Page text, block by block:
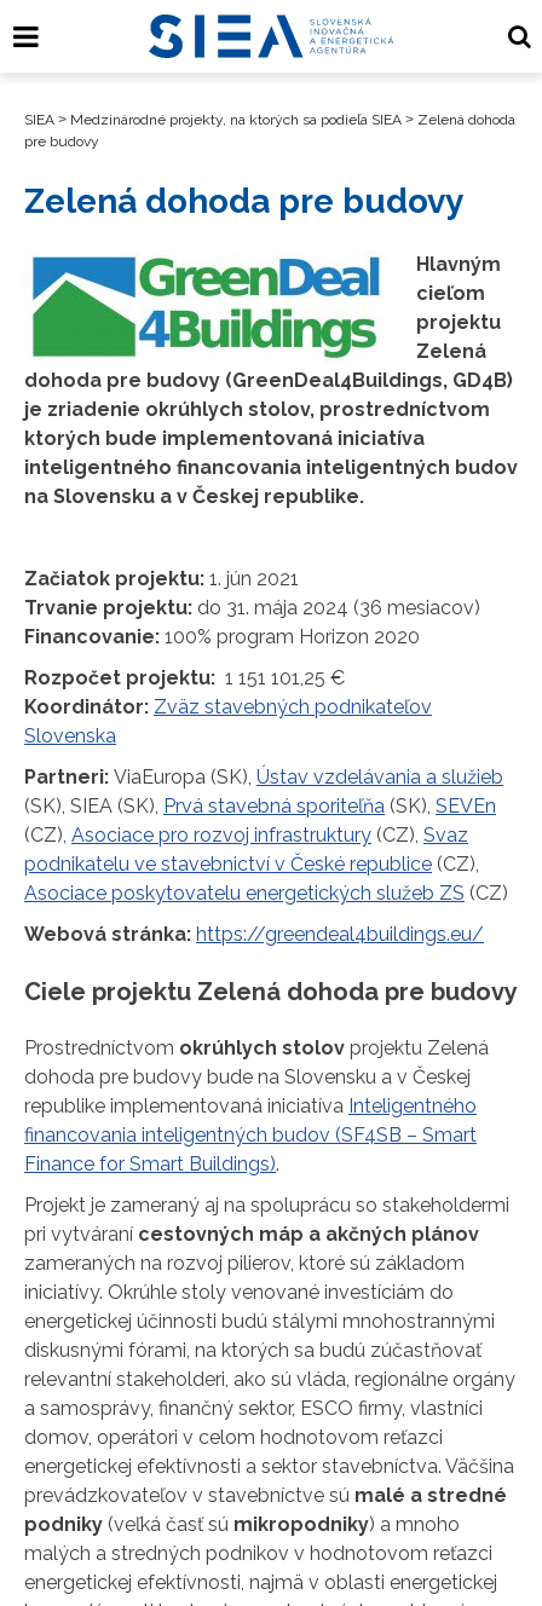
SIEA > Medzinárodné projekty, na ktorých sa podieľa SIEA > Zelená dohoda
pre budovy
Zelená dohoda pre budovy
Hlavným
cieľom
projektu
Zelená
dohoda pre budovy (GreenDeal4Buildings, GD4B)
je zriadenie okrúhlych stolov, prostredníctvom
ktorých bude implementovaná iniciatíva
inteligentného financovania inteligentných budov
na Slovensku a v Českej republike.
Začiatok projektu: 1. jún 2021
Trvanie projektu: do 31. mája 2024 (36 mesiacov)
Financovanie: 100% program Horizon 2020
Rozpočet projektu: 1 151 101,25 €
Koordinátor: Zväz stavebných podnikateľov
Slovenska
Partneri: ViaEuropa (SK), Ústav vzdelávania a služieb
(SK), SIEA (SK), Prvá stavebná sporiteľňa (SK), SEVEn
(CZ), Asociace pro rozvoj infrastruktury (CZ), Svaz
podnikatelu ve stavebnictví v České republice (CZ),
Asociace poskytovatelu energetických služeb ZS (CZ)
Webová stránka: https://greendeal4buildings.eu/
Ciele projektu Zelená dohoda pre budovy
Prostredníctvom okrúhlych stolov projektu Zelená
dohoda pre budovy bude na Slovensku a v Českej
republike implementovaná iniciatíva Inteligentného
financovania inteligentných budov (SF4SB – Smart
Finance for Smart Buildings).
Projekt je zameraný aj na spoluprácu so stakeholdermi
pri vytváraní cestovných máp a akčných plánov
zameraných na rozvoj pilierov, ktoré sú základom
iniciatívy. Okrúhle stoly venované investíciám do
energetickej účinnosti budú stálymi mnohostrannými
diskusnými fórami, na ktorých sa budú zúčastňovať
relevantní stakeholderi, ako sú vláda, regionálne orgány
a samosprávy, finančný sektor, ESCO firmy, vlastníci
domov, operátori v celom hodnotovom reťazci
energetickej efektívnosti a sektor stavebníctva. Väčšina
prevádzkovateľov v stavebníctve sú malé a stredné
podniky (veľká časť sú mikropodniky) a mnoho
malých a stredných podnikov v hodnotovom reťazci
energetickej efektívnosti, najmä v oblasti energetickej